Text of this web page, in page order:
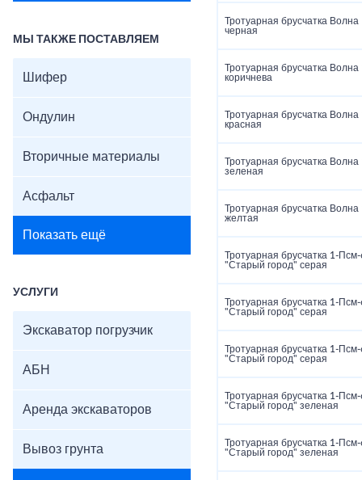
МЫ ТАКЖЕ ПОСТАВЛЯЕМ
Шифер
Ондулин
Вторичные материалы
Асфальт
Показать ещё
УСЛУГИ
Экскаватор погрузчик
АБН
Аренда экскаваторов
Вывоз грунта
Тротуарная брусчатка
черная
Тротуарная брусчатка
коричнева
Тротуарная брусчатка
красная
Тротуарная брусчатка
зеленая
Тротуарная брусчатка
желтая
Тротуарная брусчатка
"Старый город" серая
Тротуарная брусчатка
"Старый город" серая
Тротуарная брусчатка
"Старый город" серая
Тротуарная брусчатка
"Старый город" зеленая
Тротуарная брусчатка
"Старый город" зеленая